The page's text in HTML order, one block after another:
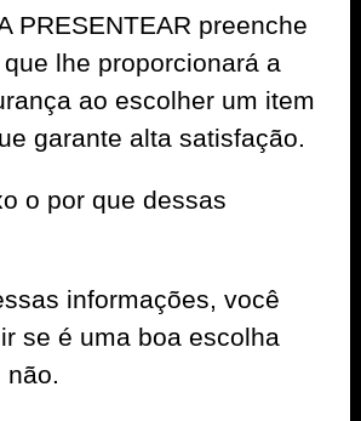
PRESENTEAR preenche
lhe proporcionará a
ao escolher um item
garante alta satisfação.
o por que dessas
informações, você
se é uma boa escolha
não.